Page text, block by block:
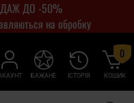
ДО -50%
на обробку
ІСТОРІЯ
БАЖАНЕ КОШИК
0